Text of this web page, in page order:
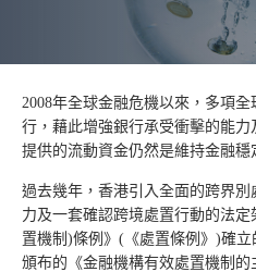
2008年全球金融危機以來，多項
行，藉此增強銀行承受衝擊的能
提供的流動資金仍然是維持金融穩
過去幾年，香港引入全面的跨界
力及一套確認跨境處置行動的法
置機制)條例》(《處置條例》)確
頒布的《金融機構有效處置機制